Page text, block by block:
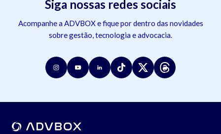
Siga nossas redes sociais
Acompanhe a ADVBOX e fique por dentro das novidades
sobre gestão, tecnologia e advocacia.